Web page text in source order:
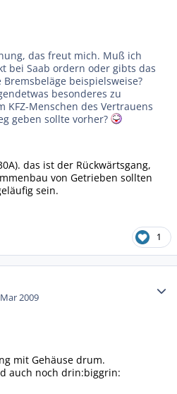
das freut mich. Muß ich
bei Saab ordern oder gibts das
beispielsweise?
besonderes zu
KFZ-Menschen des Vertrauens
geben sollte vorher?
das ist der Rückwärtsgang,
von Getrieben sollten
sein.
1
2009
mit Gehäuse drum.
auch noch drin:biggrin: